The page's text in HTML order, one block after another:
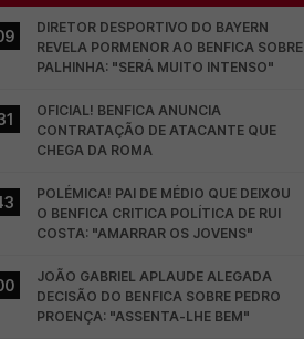
DIRETOR DESPORTIVO DO BAYERN
REVELA PORMENOR AO BENFICA SOBRE
PALHINHA: "SERÁ MUITO INTENSO"
OFICIAL! BENFICA ANUNCIA
CONTRATAÇÃO DE ATACANTE QUE
CHEGA DA ROMA
POLÉMICA! PAI DE MÉDIO QUE DEIXOU
O BENFICA CRITICA POLÍTICA DE RUI
COSTA: "AMARRAR OS JOVENS"
JOÃO GABRIEL APLAUDE ALEGADA
DECISÃO DO BENFICA SOBRE PEDRO
PROENÇA: "ASSENTA-LHE BEM"